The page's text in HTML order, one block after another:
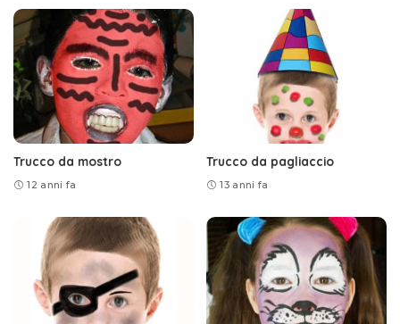
Trucco da mostro
12 anni fa
Trucco da pagliaccio
13 anni fa